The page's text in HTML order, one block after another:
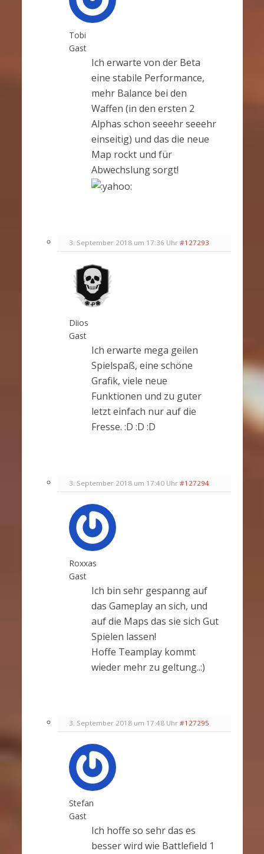
Tobi
Gast
Ich erwarte von der Beta
eine stabile Performance,
mehr Balance bei den
Waffen (in den ersten 2
Alphas schon seeehr seeehr
einseitig) und das die neue
Map rockt und für
Abwechslung sorgt!
3. September 2018 um 17:36 Uhr #127293
Diios
Gast
Ich erwarte mega geilen
Spielspaß, eine schöne
Grafik, viele neue
Funktionen und zu guter
letzt einfach nur auf die
Fresse. :D :D :D
3. September 2018 um 17:40 Uhr #127294
Roxxas
Gast
Ich bin sehr gespanng auf
das Gameplay an sich, und
auf die Maps das sie sich Gut
Spielen lassen!
Hoffe Teamplay kommt
wieder mehr zu geltung..:)
3. September 2018 um 17:48 Uhr #127295
Stefan
Gast
Ich hoffe so sehr das es
besser wird wie Battlefield 1